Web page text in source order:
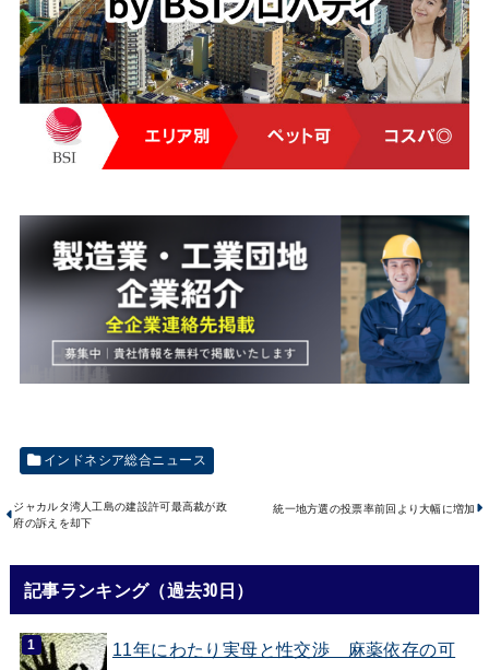
インドネシア総合ニュース
ジャカルタ湾人工島の建設許可最高裁が政
府の訴えを却下
統一地方選の投票率前回より大幅に増加
記事ランキング（過去30日）
11年にわたり実母と性交渉 麻薬依存の可